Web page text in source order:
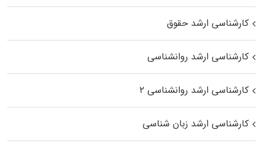
کارشناسی ارشد حقوق
کارشناسی ارشد روانشناسی
کارشناسی ارشد روانشناسی ۲
کارشناسی ارشد زبان شناسی